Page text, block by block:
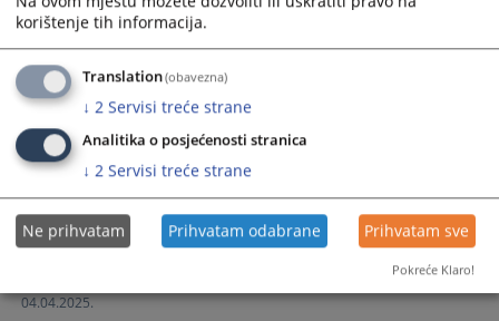
11.07.2025.
13.06.2025.
Наставак активности на унапређењу квалитета и
ефикасности казнених поступака
19.05.2025.
Европска мрежа судских вијећа снажно подржава
04.04.2025.
постао први састанак такве врсте изван границе ЕУ
korištenje tih informacija.
Translation(obavezna)
↓ 2 Servisi treće strane
Analitika o posjećenosti stranica
↓ 2 Servisi treće strane
Ne prihvatam Prihvatam odabrane Prihvatam sve
Pokreće Klaro!